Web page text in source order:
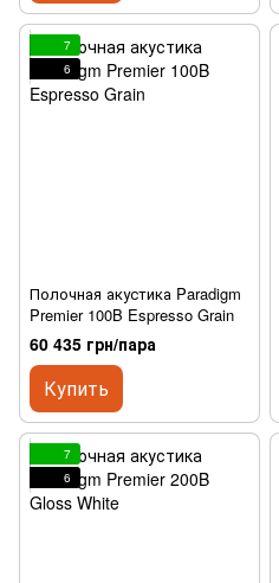
7
6
Полочная акустика Paradigm
Premier 100B Espresso Grain
60 435 грн/пара
Купить
7
6